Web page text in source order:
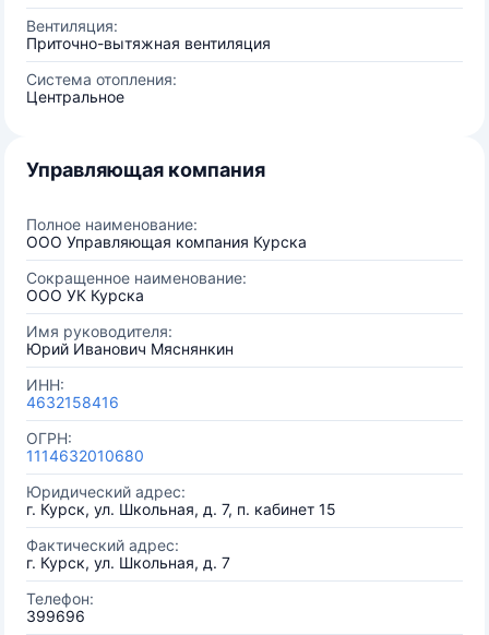
Вентиляция:
Приточно-вытяжная вентиляция
Система отопления:
Центральное
Управляющая компания
Полное наименование:
ООО Управляющая компания Курска
Сокращенное наименование:
ООО УК Курска
Имя руководителя:
Юрий Иванович Мяснянкин
ИНН:
4632158416
ОГРН:
1114632010680
Юридический адрес:
г. Курск, ул. Школьная, д. 7, п. кабинет 15
Фактический адрес:
г. Курск, ул. Школьная, д. 7
Телефон:
399696